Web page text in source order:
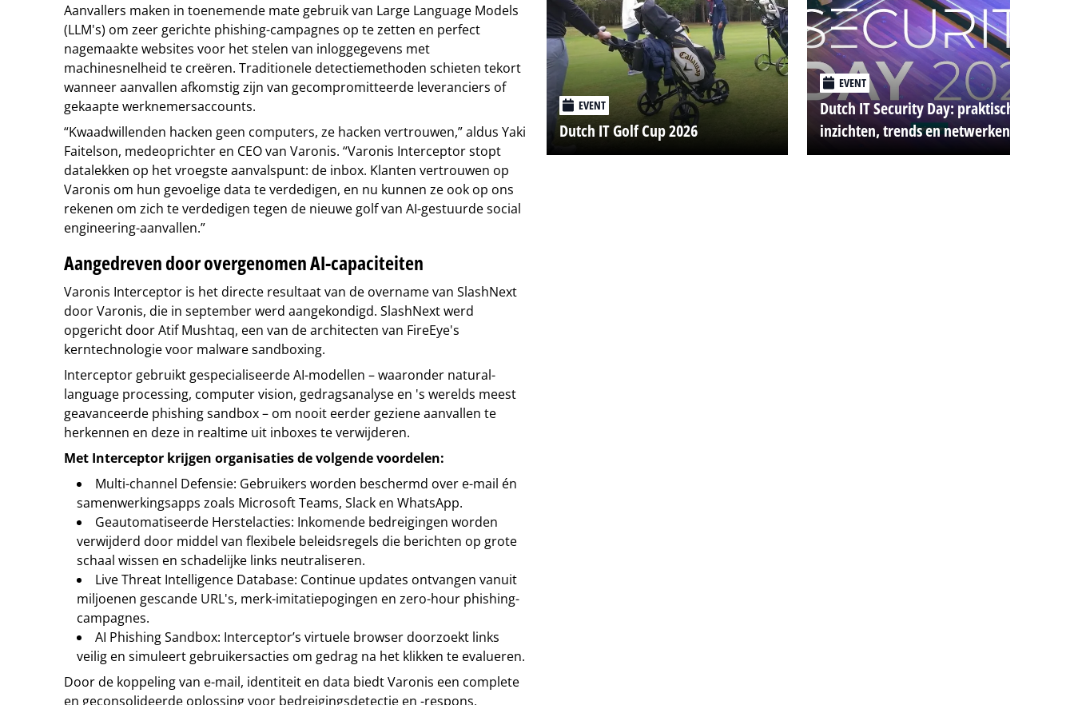
Aanvallers maken in toenemende mate gebruik van Large Language Models
(LLM's) om zeer gerichte phishing-campagnes op te zetten en perfect
nagemaakte websites voor het stelen van inloggegevens met
machinesnelheid te creëren. Traditionele detectiemethoden schieten tekort
wanneer aanvallen afkomstig zijn van gecompromitteerde leveranciers of
gekaapte werknemersaccounts.
“Kwaadwillenden hacken geen computers, ze hacken vertrouwen,” aldus Yaki
Faitelson, medeoprichter en CEO van Varonis. “Varonis Interceptor stopt
datalekken op het vroegste aanvalspunt: de inbox. Klanten vertrouwen op
Varonis om hun gevoelige data te verdedigen, en nu kunnen ze ook op ons
rekenen om zich te verdedigen tegen de nieuwe golf van AI-gestuurde social
engineering-aanvallen.”
Aangedreven door overgenomen AI-capaciteiten
Varonis Interceptor is het directe resultaat van de overname van SlashNext
door Varonis, die in september werd aangekondigd. SlashNext werd
opgericht door Atif Mushtaq, een van de architecten van FireEye's
kerntechnologie voor malware sandboxing.
Interceptor gebruikt gespecialiseerde AI-modellen – waaronder natural-
language processing, computer vision, gedragsanalyse en 's werelds meest
geavanceerde phishing sandbox – om nooit eerder geziene aanvallen te
herkennen en deze in realtime uit inboxes te verwijderen.
Met Interceptor krijgen organisaties de volgende voordelen:
Multi-channel Defensie: Gebruikers worden beschermd over e-mail én
samenwerkingsapps zoals Microsoft Teams, Slack en WhatsApp.
Geautomatiseerde Herstelacties: Inkomende bedreigingen worden
verwijderd door middel van flexibele beleidsregels die berichten op grote
schaal wissen en schadelijke links neutraliseren.
Live Threat Intelligence Database: Continue updates ontvangen vanuit
miljoenen gescande URL's, merk-imitatiepogingen en zero-hour phishing-
campagnes.
AI Phishing Sandbox: Interceptor’s virtuele browser doorzoekt links
veilig en simuleert gebruikersacties om gedrag na het klikken te evalueren.
Door de koppeling van e-mail, identiteit en data biedt Varonis een complete
en geconsolideerde oplossing voor bedreigingsdetectie en -respons,
EVENT
Dutch IT Golf Cup 2026
EVENT
Dutch IT Security Day: praktische
inzichten, trends en netwerken